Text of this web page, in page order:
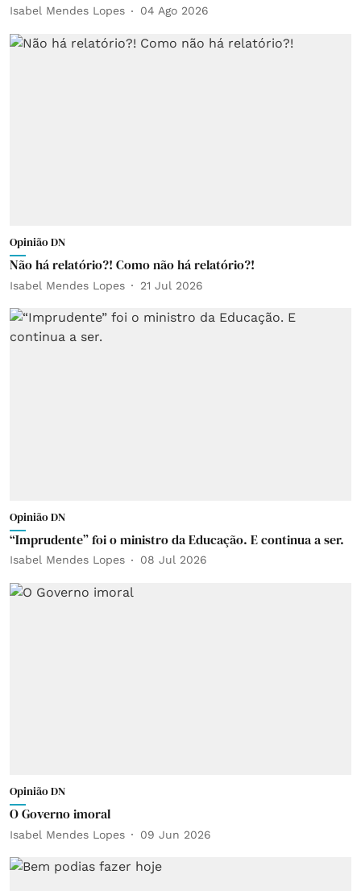
Isabel Mendes Lopes 04 Ago 2026
Opinião DN
Não há relatório?! Como não há relatório?!
Isabel Mendes Lopes 21 Jul 2026
Opinião DN
“Imprudente” foi o ministro da Educação. E continua a ser.
Isabel Mendes Lopes 08 Jul 2026
Opinião DN
O Governo imoral
Isabel Mendes Lopes 09 Jun 2026